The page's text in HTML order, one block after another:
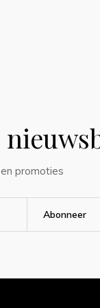
promoties
Abonneer